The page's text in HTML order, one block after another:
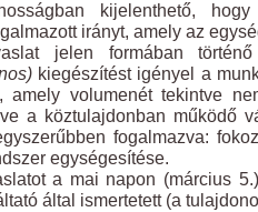
kijelenthető,
irányt, amely az
jelen formában
kiegészítést igényel a
amely volumenét tekintve
a köztulajdonban működő
fogalmazva:
egységesítése.
a mai napon (március
által ismertetett (a